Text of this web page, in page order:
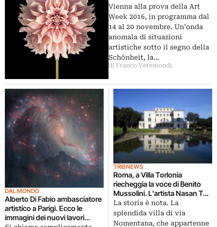
Vienna alla prova della Art
Week 2016, in programma dal
14 al 20 novembre. Un’onda
anomala di situazioni
artistiche sotto il segno della
Schönheit, la…
di Franco Veremondi
DAL MONDO
Alberto Di Fabio ambasciatore
artistico a Parigi. Ecco le
immagini dei nuovi lavori
TRIBNEWS
Roma, a Villa Torlonia
riecheggia la voce di Benito
Mussolini. L’artista Nasan Tur
progetta una mostra per le
stanze e il bunker del Duce
La storia è nota. La
splendida villa di via
Nomentana, che appartenne